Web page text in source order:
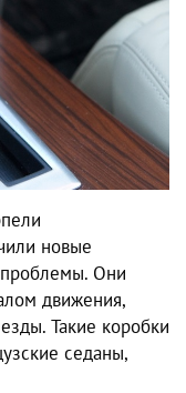
новые
Они
движения,
Такие коробки
седаны,